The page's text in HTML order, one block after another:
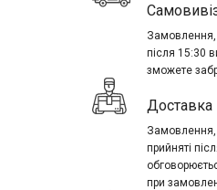
Замовлення,
після 15:30
зможете
Замовлення,
прийняті
при